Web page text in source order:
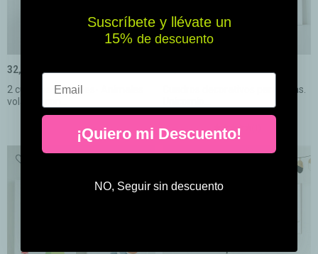
2 cuadros infantiles- Animales
volando con...
32,00 €
Cuadros decorativos para niñas.
Suscríbete y llévate un
15% ​​ de descuento
Email
¡Quiero mi Descuento!
NO, Seguir sin descuento